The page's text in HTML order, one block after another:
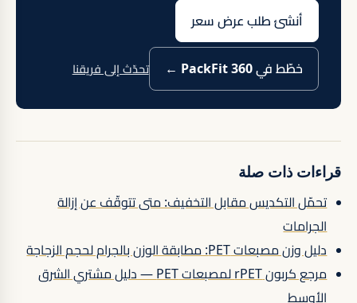
أنشئ طلب عرض سعر
خطّط في PackFit 360 ← تحدّث إلى فريقنا
قراءات ذات صلة
تحمّل التكديس مقابل التخفيف: متى تتوقّف عن إزالة
الجرامات
دليل وزن مصبعات PET: مطابقة الوزن بالجرام لحجم الزجاجة
مرجع كربون rPET لمصبعات PET — دليل مشتري الشرق
الأوسط